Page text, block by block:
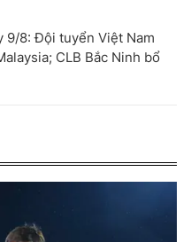
9/8: Đội tuyển Việt Nam
CLB Bắc Ninh bổ